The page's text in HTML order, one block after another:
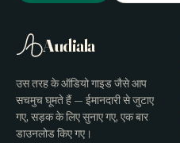
Audiala
उस तरह के ऑडियो गाइड जैसे आप
सचमुच घूमते हैं — ईमानदारी से जुटाए
गए, सड़क के लिए सुनाए गए, एक बार
डाउनलोड किए गए।